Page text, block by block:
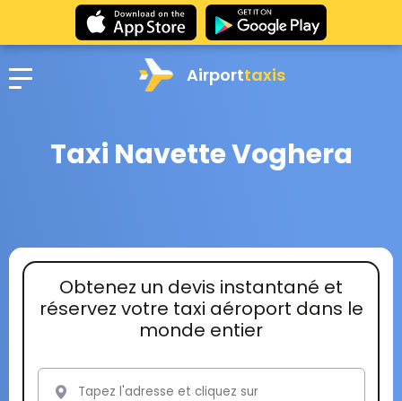
Airporttaxis
Taxi Navette Voghera
Obtenez un devis instantané et
réservez votre taxi aéroport dans le
monde entier